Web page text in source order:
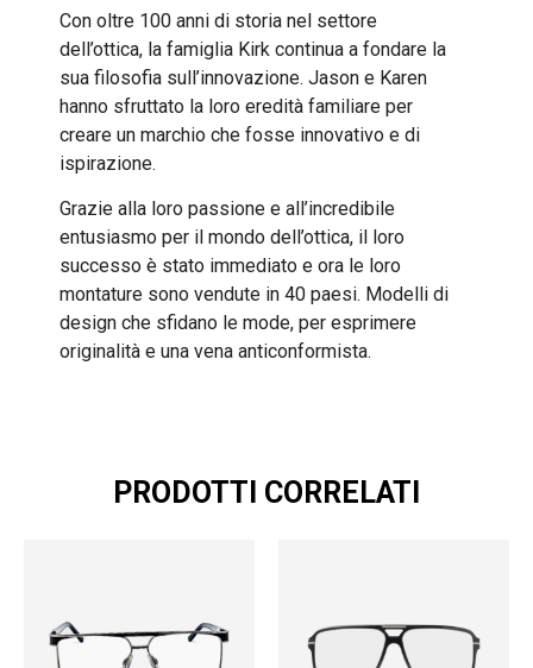
Con oltre 100 anni di storia nel settore
dell’ottica, la famiglia Kirk continua a fondare la
sua filosofia sull’innovazione. Jason e Karen
hanno sfruttato la loro eredità familiare per
creare un marchio che fosse innovativo e di
ispirazione.
Grazie alla loro passione e all’incredibile
entusiasmo per il mondo dell’ottica, il loro
successo è stato immediato e ora le loro
montature sono vendute in 40 paesi. Modelli di
design che sfidano le mode, per esprimere
originalità e una vena anticonformista.
PRODOTTI CORRELATI